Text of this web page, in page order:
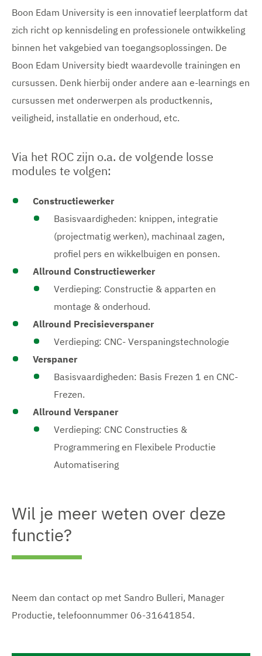
Boon Edam University is een innovatief leerplatform dat
zich richt op kennisdeling en professionele ontwikkeling
binnen het vakgebied van toegangsoplossingen. De
Boon Edam University biedt waardevolle trainingen en
cursussen. Denk hierbij onder andere aan e-learnings en
cursussen met onderwerpen als productkennis,
veiligheid, installatie en onderhoud, etc.
Via het ROC zijn o.a. de volgende losse
modules te volgen:
Constructiewerker
Basisvaardigheden: knippen, integratie
(projectmatig werken), machinaal zagen,
profiel pers en wikkelbuigen en ponsen.
Allround Constructiewerker
Verdieping: Constructie & apparten en
montage & onderhoud.
Allround Precisieverspaner
Verdieping: CNC- Verspaningstechnologie
Verspaner
Basisvaardigheden: Basis Frezen 1 en CNC-
Frezen.
Allround Verspaner
Verdieping: CNC Constructies &
Programmering en Flexibele Productie
Automatisering
Wil je meer weten over deze
functie?
Neem dan contact op met Sandro Bulleri, Manager
Productie, telefoonnummer 06-31641854.